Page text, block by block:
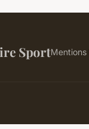
SportMentions